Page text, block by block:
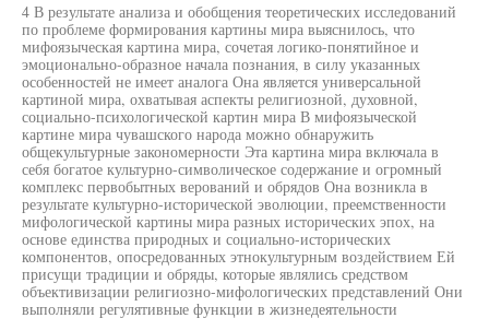
4 В результате анализа и обобщения теоретических исследований
по проблеме формирования картины мира выяснилось, что
мифоязыческая картина мира, сочетая логико-понятийное и
эмоционально-образное начала познания, в силу указанных
особенностей не имеет аналога Она является универсальной
картиной мира, охватывая аспекты религиозной, духовной,
социально-психологической картин мира В мифоязыческой
картине мира чувашского народа можно обнаружить
общекультурные закономерности Эта картина мира включала в
себя богатое культурно-символическое содержание и огромный
комплекс первобытных верований и обрядов Она возникла в
результате культурно-исторической эволюции, преемственности
мифологической картины мира разных исторических эпох, на
основе единства природных и социально-исторических
компонентов, опосредованных этнокультурным воздействием Ей
присущи традиции и обряды, которые являлись средством
объективизации религиозно-мифологических представлений Они
выполняли регулятивные функции в жизнедеятельности